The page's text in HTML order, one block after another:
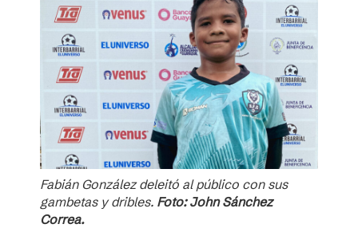
Fabián González deleitó al público con sus
gambetas y dribles. Foto: John Sánchez
Correa.